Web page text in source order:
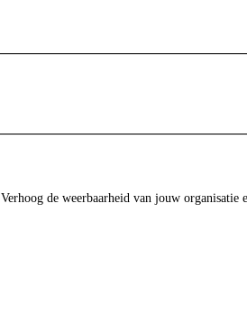
Verhoog de weerbaarheid van jouw